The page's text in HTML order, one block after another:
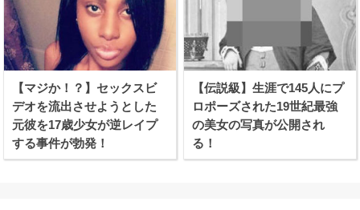
【マジか！？】セックスビ
デオを流出させようとした
元彼を17歳少女が逆レイプ
する事件が勃発！
【伝説級】生涯で145人にプ
ロポーズされた19世紀最強
の美女の写真が公開され
る！